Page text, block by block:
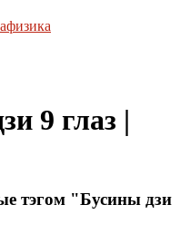
9 глаз |
тэгом "Бусины дзи